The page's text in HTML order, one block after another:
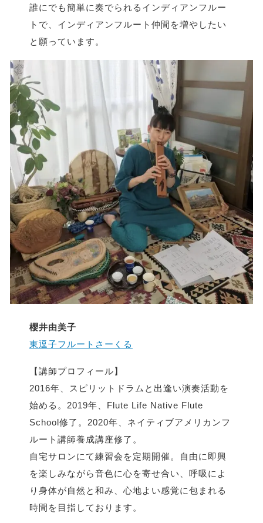
誰にでも簡単に奏でられるインディアンフルー
トで、インディアンフルート仲間を増やしたい
と願っています。
櫻井由美子
東逗子フルートさーくる
【講師プロフィール】
2016年、スピリットドラムと出逢い演奏活動を
始める。2019年、Flute Life Native Flute
School修了。2020年、ネイティブアメリカンフ
ルート講師養成講座修了。
自宅サロンにて練習会を定期開催。自由に即興
を楽しみながら音色に心を寄せ合い、呼吸によ
り身体が自然と和み、心地よい感覚に包まれる
時間を目指しております。